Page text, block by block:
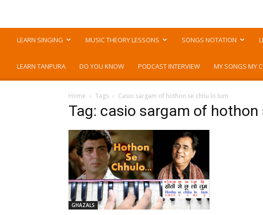
LEARN SINGING MUSIC THEORY LESSONS SONGS NOTATION
LEARN TANPURA DO YOU KNOW PODCAST INTERVIEW MY SONGS MY
Home Tags Casio sargam of hothon se chhu lo tum
Tag: casio sargam of
GHAZALS